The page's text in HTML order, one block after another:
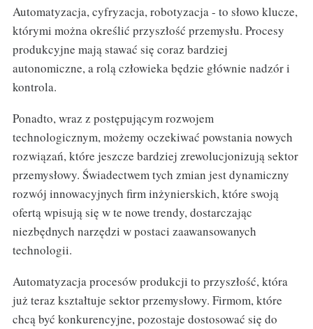
Automatyzacja, cyfryzacja, robotyzacja - to słowo klucze,
którymi można określić przyszłość przemysłu. Procesy
produkcyjne mają stawać się coraz bardziej
autonomiczne, a rolą człowieka będzie głównie nadzór i
kontrola.
Ponadto, wraz z postępującym rozwojem
technologicznym, możemy oczekiwać powstania nowych
rozwiązań, które jeszcze bardziej zrewolucjonizują sektor
przemysłowy. Świadectwem tych zmian jest dynamiczny
rozwój innowacyjnych firm inżynierskich, które swoją
ofertą wpisują się w te nowe trendy, dostarczając
niezbędnych narzędzi w postaci zaawansowanych
technologii.
Automatyzacja procesów produkcji to przyszłość, która
już teraz kształtuje sektor przemysłowy. Firmom, które
chcą być konkurencyjne, pozostaje dostosować się do